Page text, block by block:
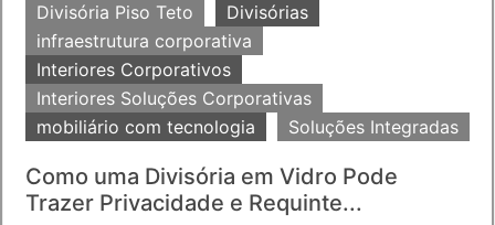
Divisória Piso Teto
Divisórias
infraestrutura corporativa
Interiores Corporativos
Interiores Soluções Corporativas
mobiliário com tecnologia
Soluções Integradas
Como uma Divisória em Vidro Pode
Trazer Privacidade e Requinte...